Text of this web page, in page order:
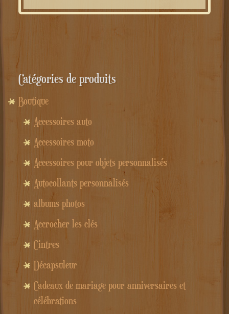
Catégories de produits
Boutique
Accessoires auto
Accessoires moto
Accessoires pour objets personnalisés
Autocollants personnalisés
albums photos
Accrocher les clés
Cintres
Décapsuleur
Cadeaux de mariage pour anniversaires et
célébrations